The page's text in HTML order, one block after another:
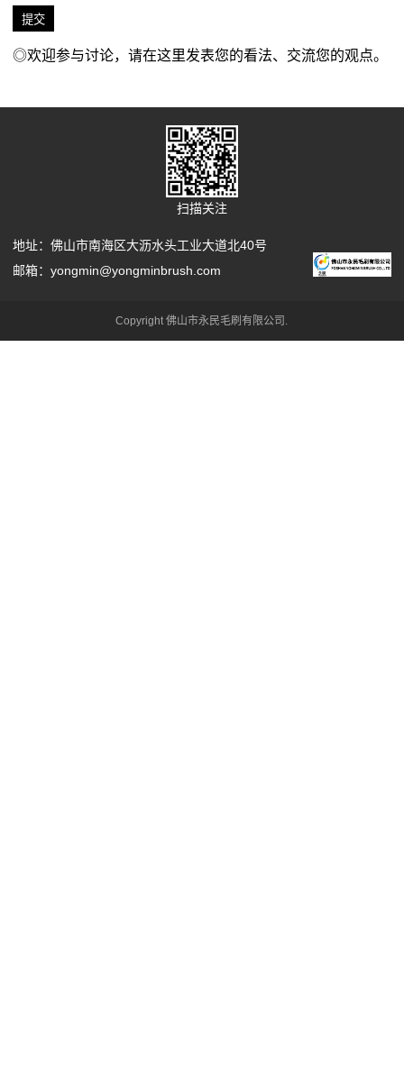
◎欢迎参与讨论，请在这里发表您的看法、交流您的观点。
扫描关注
地址：佛山市南海区大沥水头工业大道北40号
邮箱：yongmin@yongminbrush.com
Copyright 佛山市永民毛刷有限公司.